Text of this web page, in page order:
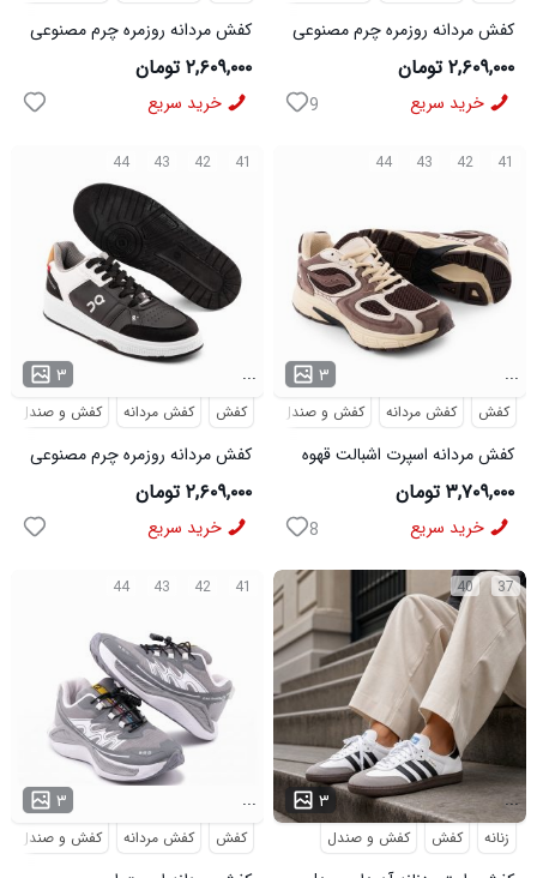
کفش مردانه روزمره چرم مصنوعی
50918
۲,۶۰۹,۰۰۰ تومان
خرید سریع
کفش مردانه روزمره چرم مصنوعی
50919
۲,۶۰۹,۰۰۰ تومان
خرید سریع 9
41
42
43
44
۳ ...
کفش کفش مردانه کفش و صندل
کفش مردانه روزمره چرم مصنوعی
50920
۲,۶۰۹,۰۰۰ تومان
خرید سریع
41
42
43
44
۳ ...
کفش کفش مردانه کفش و صندل
کفش مردانه اسپرت اشبالت قهوه
ای Saucony مدل 50786
۳,۷۰۹,۰۰۰ تومان
خرید سریع 8
41
42
43
44
۳ ...
کفش کفش مردانه کفش و صندل
37
40
۳ ...
زنانه کفش کفش و صندل